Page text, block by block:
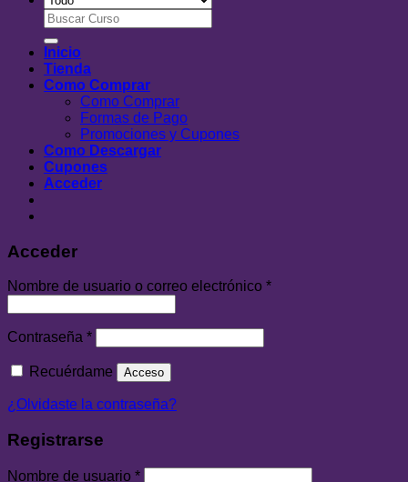
Buscar
por:
Inicio
Tienda
Como Comprar
Como Comprar
Formas de Pago
Promociones y Cupones
Como Descargar
Cupones
Acceder
Acceder
Nombre de usuario o correo electrónico *
Contraseña *
Recuérdame Acceso
¿Olvidaste la contraseña?
Registrarse
Nombre de usuario *